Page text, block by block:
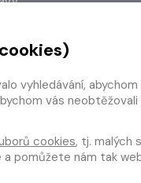
od smlouvy
vyhledávání,
vás neobtěžovali
cookies, tj. malých
a pomůžete nám tak